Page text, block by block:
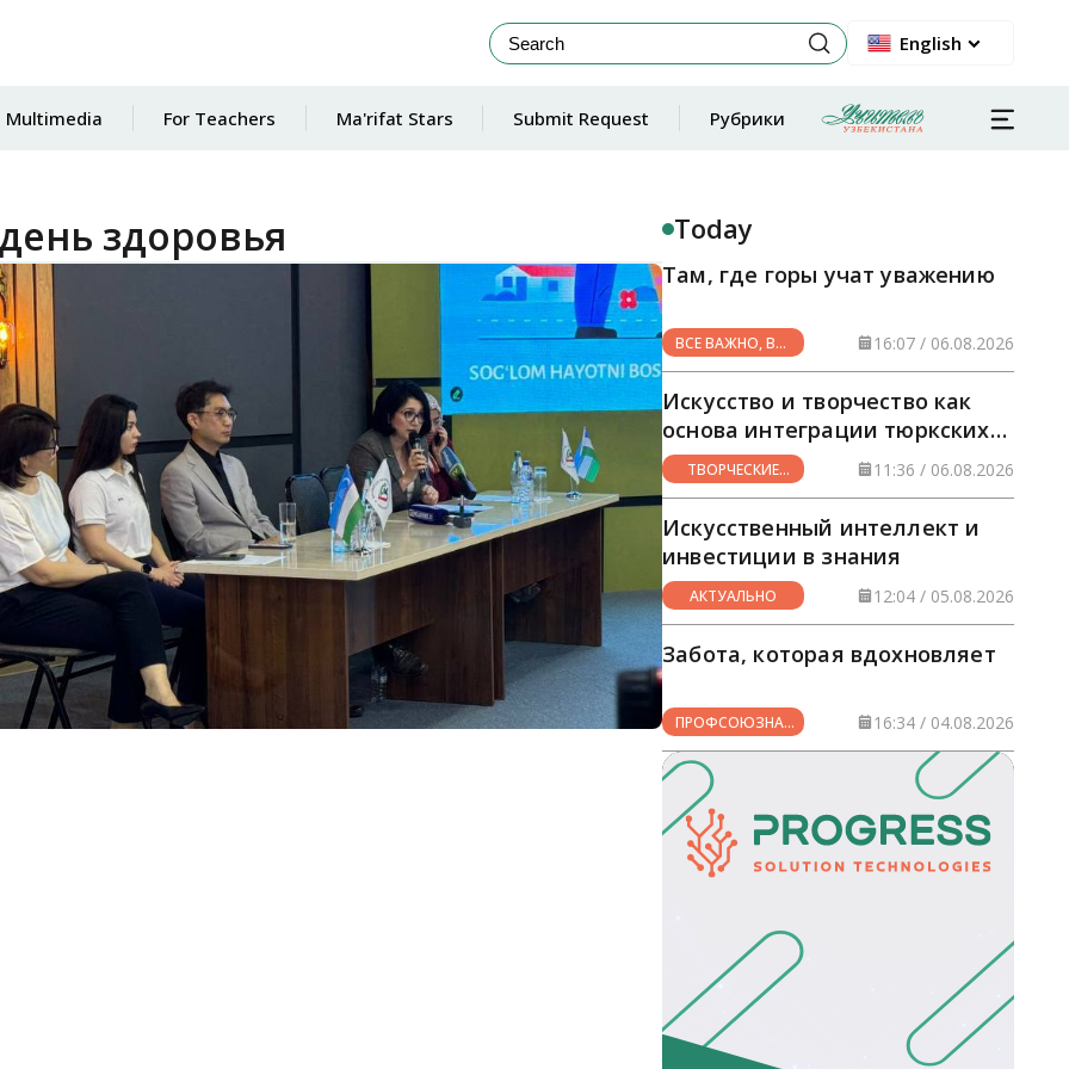
English
Multimedia For Teachers Ma'rifat Stars Submit Request Рубрики
здоровья Today
Там, где горы учат уважению
ВСЕ ВАЖНО, ВСЕ
НУЖНО
16:07 / 06.08.2026
Искусство и творчество как
основа интеграции тюркских
стран
ТВОРЧЕСКИЕ
ГОРИЗОНТЫ
11:36 / 06.08.2026
Искусственный интеллект и
инвестиции в знания
АКТУАЛЬНО 12:04 / 05.08.2026
Забота, которая вдохновляет
ПРОФСОЮЗНАЯ
ЖИЗНЬ
16:34 / 04.08.2026